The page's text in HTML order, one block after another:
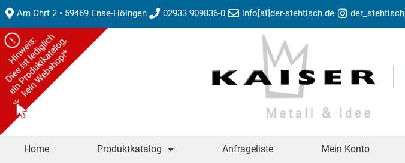
Am Ohrt 2 • 59469 Ense-Höingen 02933 909836-0 info[at]der-stehtisch.de der_stehtisch
Home Produktkatalog Anfrageliste Mein Konto